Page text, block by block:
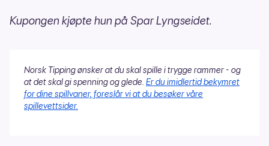
Kupongen kjøpte hun på Spar Lyngseidet.
Norsk Tipping ønsker at du skal spille i trygge rammer - og
at det skal gi spenning og glede. Er du imidlertid bekymret
for dine spillvaner, foreslår vi at du besøker våre
spillevettsider.